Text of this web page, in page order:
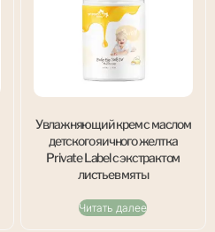
Увлажняющий крем с маслом
детского яичного желтка
Private Label с экстрактом
листьев мяты
Читать далее